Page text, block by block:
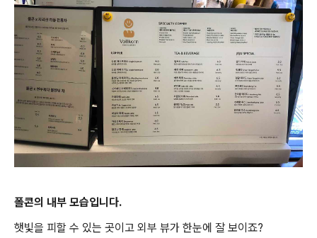
폴콘의 내부 모습입니다.
햇빛을 피할 수 있는 곳이고 외부 뷰가 한눈에 잘 보이죠?